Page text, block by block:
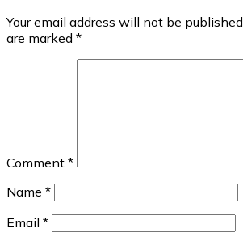
Your email address will not be published.
are marked *
Comment *
Name *
Email *